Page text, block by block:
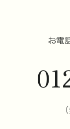
お電